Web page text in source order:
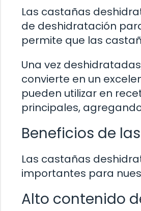
Las castañas
de deshidratación
permite que las
Una vez
convierte en un
pueden utilizar en
principales,
Beneficios de
Las castañas
importantes para
Alto contenido